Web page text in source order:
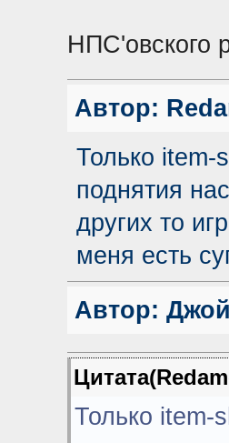
НПС'овcкого
Автор:
Только
поднятия
других то
меня есть
Автор:
Только